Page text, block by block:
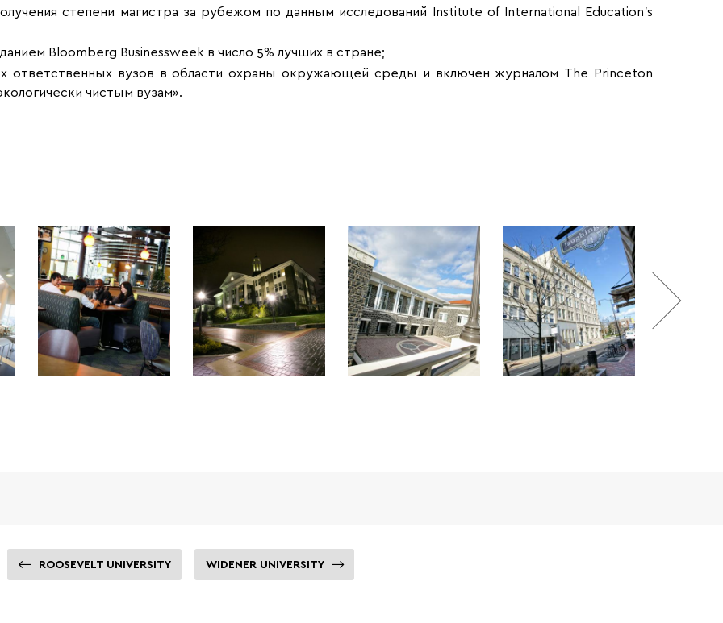
степени магистра за рубежом по данным исследований Institute of International Education’s
Bloomberg Businessweek в число 5% лучших в стране;
ответственных вузов в области охраны окружающей среды и включен журналом The Princeton
чистым вузам».
ROOSEVELT UNIVERSITY WIDENER UNIVERSITY